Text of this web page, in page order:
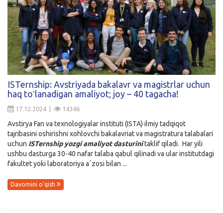
ISTernship: Avstriyada bakalavr va magistrlar uchun
haq toʻlanadigan amaliyot; joy – 40 tagacha!
17.12.2024 | 14346
Avstirya Fan va texnologiyalar instituti (ISTA) ilmiy tadqiqot
tajribasini oshirishni xohlovchi bakalavriat va magistratura talabalari
uchun ISTernship yozgi amaliyot dasturinitaklif qiladi. Har yili
ushbu dasturga 30-40 nafar talaba qabul qilinadi va ular institutdagi
fakultet yoki laboratoriya aʼzosi bilan ...
Davomini o'qish